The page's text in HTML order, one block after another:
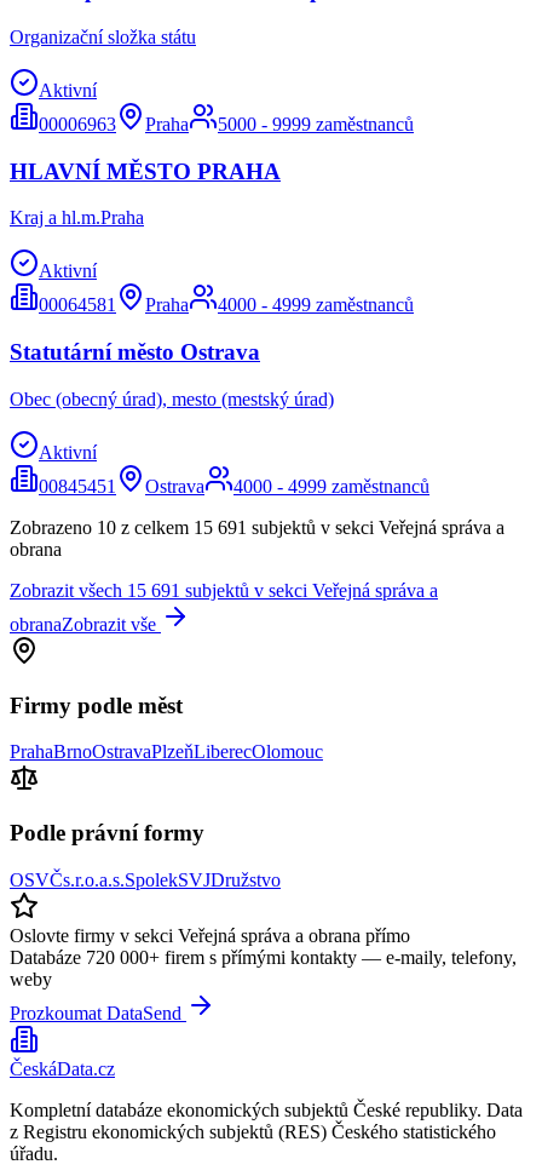
Organizační složka státu
Aktivní
00006963
Praha 5000 - 9999 zaměstnanců
HLAVNÍ MĚSTO PRAHA
Kraj a hl.m.Praha
Aktivní
00064581
Praha 4000 - 4999 zaměstnanců
Statutární město Ostrava
Obec (obecný úrad), mesto (mestský úrad)
Aktivní
00845451
Ostrava
4000 - 4999 zaměstnanců
Zobrazeno 10 z celkem 15 691 subjektů v sekci Veřejná správa a
obrana
Zobrazit všech 15 691 subjektů v sekci Veřejná správa a
obranaZobrazit vše
Firmy podle měst
PrahaBrnoOstravaPlzeňLiberecOlomouc
Podle právní formy
OSVČs.r.o.a.s.SpolekSVJDružstvo
Oslovte firmy v sekci Veřejná správa a obrana přímo
Databáze 720 000+ firem s přímými kontakty — e-maily, telefony,
weby
Prozkoumat DataSend
ČeskáData.cz
Kompletní databáze ekonomických subjektů České republiky. Data
z Registru ekonomických subjektů (RES) Českého statistického
úřadu.